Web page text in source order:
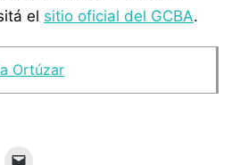
el sitio oficial del GCBA.
Ortúzar